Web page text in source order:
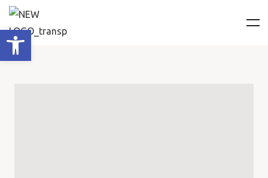
Ανοίξτε τη γραμμή εργαλείων